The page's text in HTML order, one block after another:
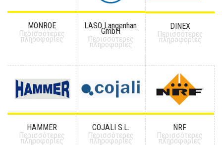
MONROE
Περισσότερες
πληροφορίες
LASO Langenhan
GmbH
Περισσότερες
πληροφορίες
DINEX
Περισσότερες
πληροφορίες
HAMMER
Περισσότερες
πληροφορίες
COJALI S.L.
Περισσότερες
πληροφορίες
NRF
Περισσότερες
πληροφορίες